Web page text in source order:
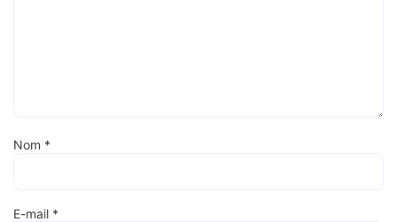
Nom *
E-mail *